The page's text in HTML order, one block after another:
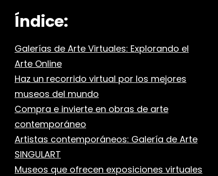
Índice:
Galerías de Arte Virtuales: Explorando el
Arte Online
Haz un recorrido virtual por los mejores
museos del mundo
Compra e invierte en obras de arte
contemporáneo
Artistas contemporáneos: Galería de Arte
SINGULART
Museos que ofrecen exposiciones virtuales